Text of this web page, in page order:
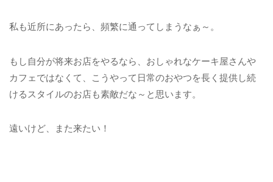
私も近所にあったら、頻繁に通ってしまうなぁ～。
もし自分が将来お店をやるなら、おしゃれなケーキ屋さんや
カフェではなくて、こうやって日常のおやつを長く提供し続
けるスタイルのお店も素敵だな～と思います。
遠いけど、また来たい！